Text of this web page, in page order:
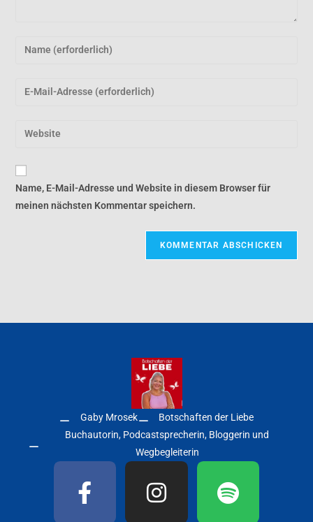
Name, E-Mail-Adresse und Website in diesem Browser für
meinen nächsten Kommentar speichern.
Gaby Mrosek
Botschaften der Liebe
Buchautorin, Podcastsprecherin, Bloggerin und
Wegbegleiterin